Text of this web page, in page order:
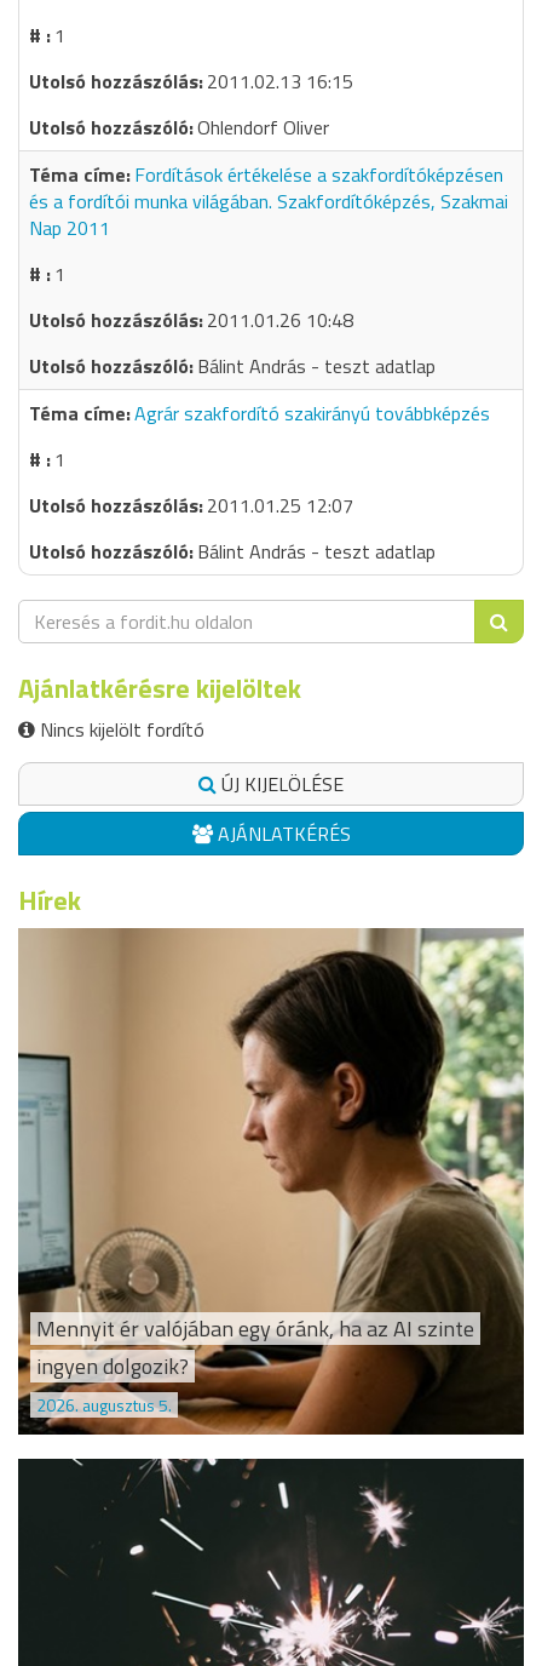
1
2011.02.13 16:15
Ohlendorf Oliver
Fordítások értékelése a szakfordítóképzésen
és a fordítói munka világában. Szakfordítóképzés, Szakmai
Nap 2011
1
2011.01.26 10:48
Bálint András - teszt adatlap
Agrár szakfordító szakirányú továbbképzés
1
2011.01.25 12:07
Bálint András - teszt adatlap
Ajánlatkérésre kijelöltek
Nincs kijelölt fordító
ÚJ KIJELÖLÉSE
AJÁNLATKÉRÉS
Hírek
Mennyit ér valójában egy óránk, ha az AI szinte
ingyen dolgozik?
2026. augusztus 5.